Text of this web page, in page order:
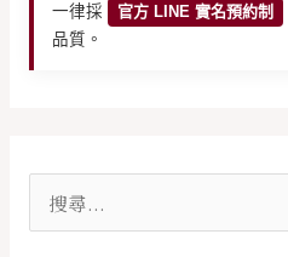
一律採
官方 LINE 實名預約制
品質。